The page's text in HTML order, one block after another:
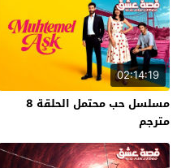
02:14:19
مسلسل حب محتمل الحلقة 8
مترجم